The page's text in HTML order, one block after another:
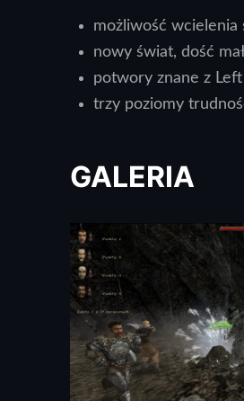
możliwość wcielenia
nowy świat, dość
potwory znane z
trzy poziomy
GALERIA